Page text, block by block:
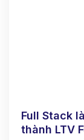
Full Stack
thành LTV